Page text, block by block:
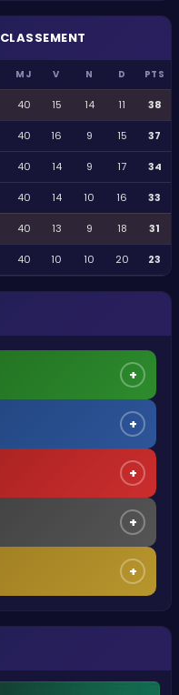
CLASSEMENT
MJ V N D PTS
40 15 14 11 38
40 16 9 15 37
40 14 9 17 34
40 14 10 16 33
40 13 9 18 31
40 10 10 20 23
+
+
+
+
+